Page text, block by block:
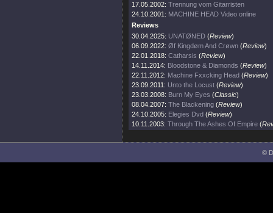
17.05.2002: Trennung vom Gitarristen
24.10.2001: MACHINE HEAD Video online
Reviews
30.04.2025: UNATØNED (Review)
06.09.2022: Øf Kingdøm And Crøwn (Review)
22.01.2018: Catharsis (Review)
14.11.2014: Bloodstone & Diamonds (Review)
22.11.2012: Machine Fxxcking Head (Review)
23.09.2011: Unto the Locust (Review)
23.03.2008: Burn My Eyes (Classic)
08.04.2007: The Blackening (Review)
24.10.2005: Elegies Dvd (Review)
10.11.2003: Through The Ashes Of Empire (
©